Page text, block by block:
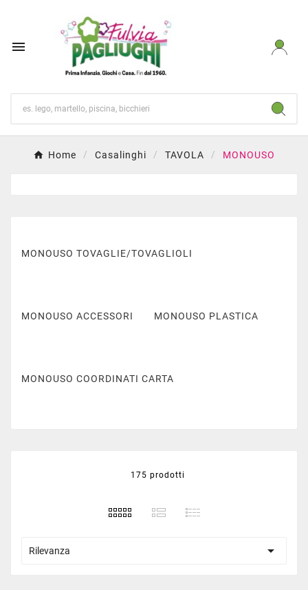

Home Casalinghi TAVOLA MONOUSO
MONOUSO TOVAGLIE/TOVAGLIOLI
MONOUSO ACCESSORI MONOUSO PLASTICA
MONOUSO COORDINATI CARTA
175 prodotti
Rilevanza 